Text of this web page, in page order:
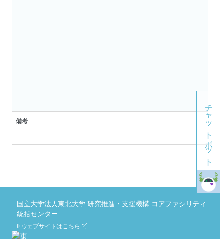
備考
ー チャットボット
国立大学法人東北大学 研究推進・支援機構 コアファシリティ
統括センター
ウェブサイトはこちら